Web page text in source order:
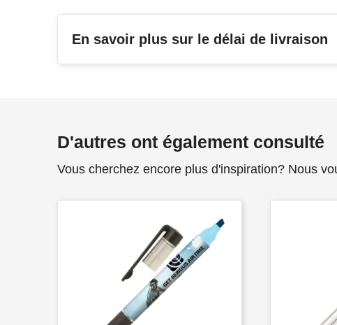
En savoir plus sur le délai de livraison
D'autres ont également consulté
Vous cherchez encore plus d'inspiration? Nous